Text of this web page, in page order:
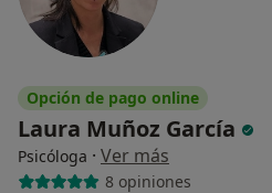
Opción de pago online
Laura Muñoz García
Psicóloga · Ver más
8 opiniones